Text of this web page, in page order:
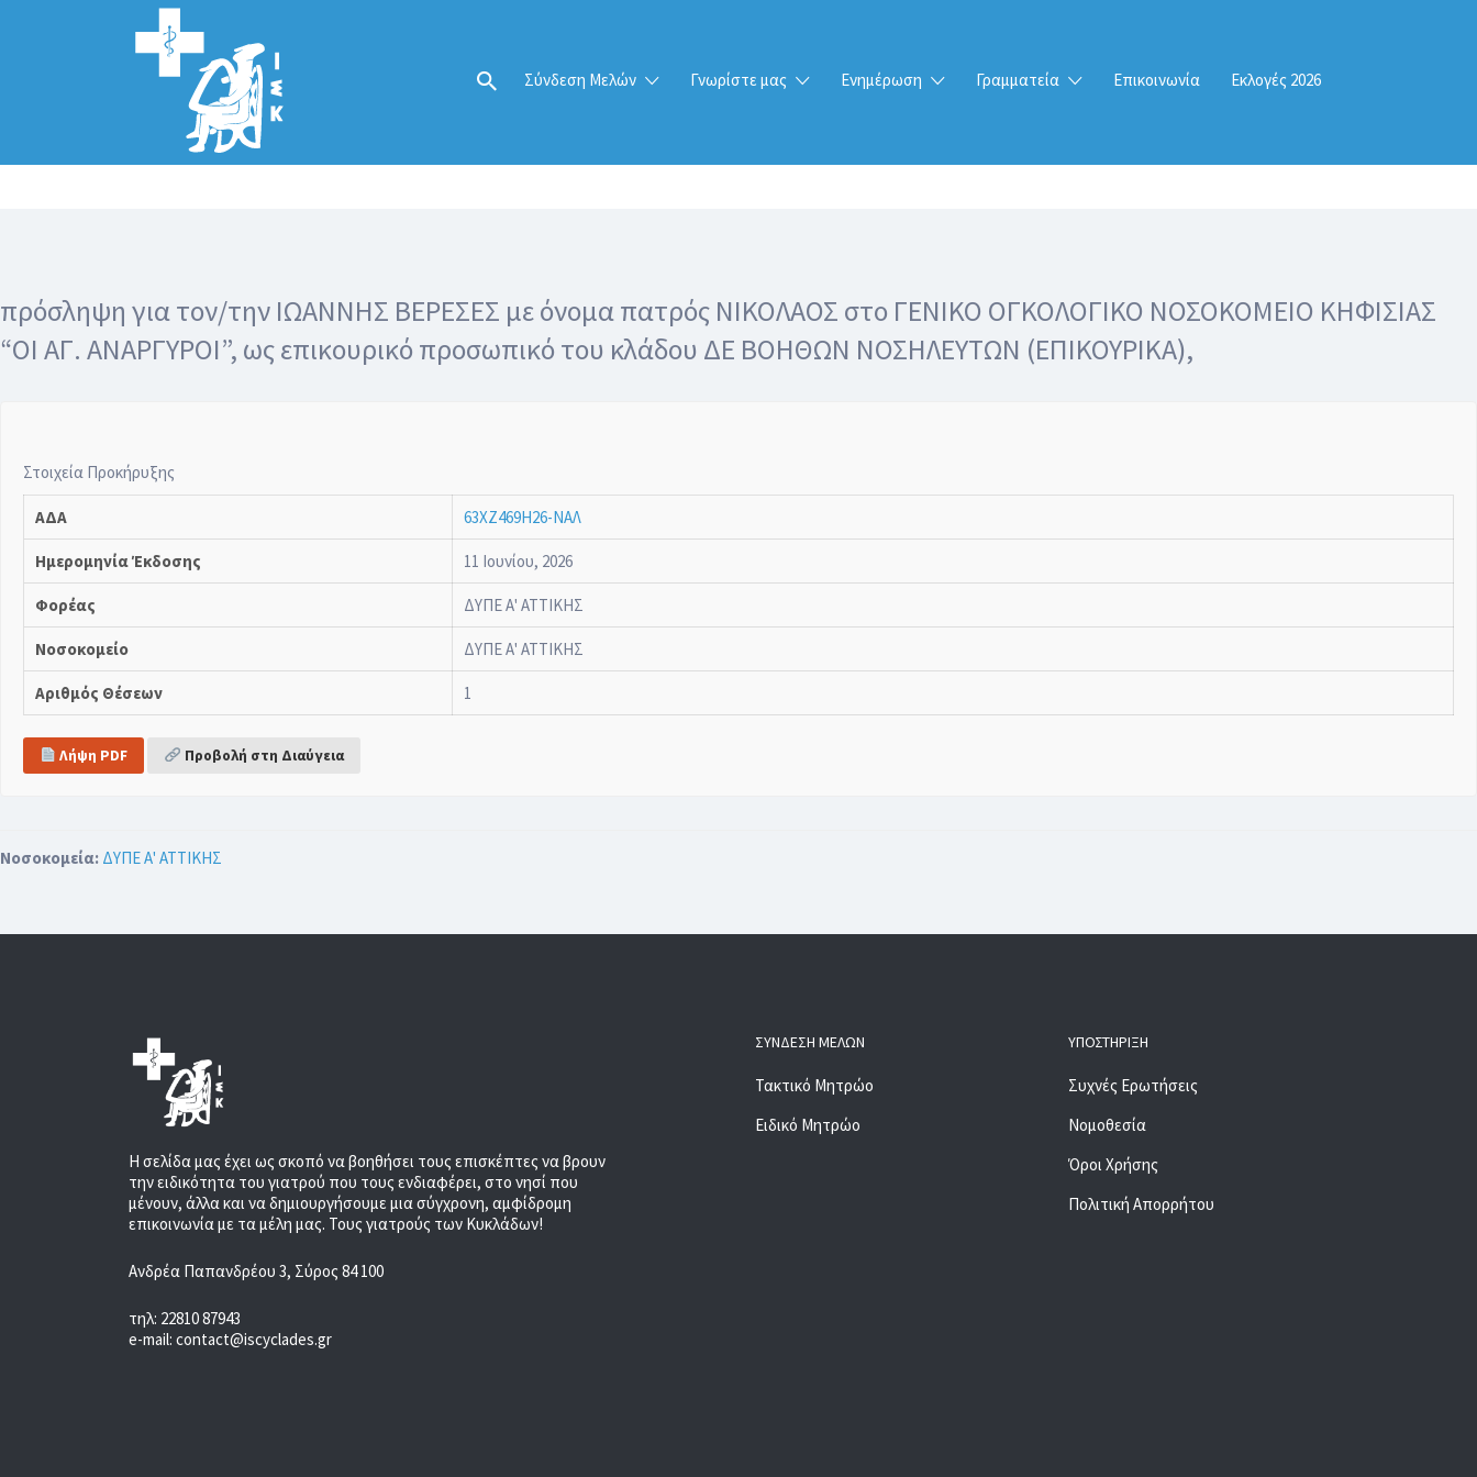
Σύνδεση Μελών Γνωρίστε μας Ενημέρωση Γραμματεία Επικοινωνία Εκλογές 2026
Αναζήτηση
για:
πρόσληψη για τον/την ΙΩΑΝΝΗΣ ΒΕΡΕΣΕΣ με όνομα πατρός ΝΙΚΟΛΑΟΣ στο ΓΕΝΙΚΟ ΟΓΚΟΛΟΓΙΚΟ ΝΟΣΟΚΟΜΕΙΟ ΚΗΦΙΣΙΑΣ
“ΟΙ ΑΓ. ΑΝΑΡΓΥΡΟΙ”, ως επικουρικό προσωπικό του κλάδου ΔΕ ΒΟΗΘΩΝ ΝΟΣΗΛΕΥΤΩΝ (ΕΠΙΚΟΥΡΙΚΑ),
Στοιχεία Προκήρυξης
ΑΔΑ 63ΧΖ469Η26-ΝΑΛ
Ημερομηνία Έκδοσης 11 Ιουνίου, 2026
Φορέας ΔΥΠΕ Α' ΑΤΤΙΚΗΣ
Νοσοκομείο ΔΥΠΕ Α' ΑΤΤΙΚΗΣ
Αριθμός Θέσεων 1
Λήψη PDF Προβολή στη Διαύγεια
Νοσοκομεία: ΔΥΠΕ Α' ΑΤΤΙΚΗΣ
Η σελίδα μας έχει ως σκοπό να βοηθήσει τους επισκέπτες να βρουν
την ειδικότητα του γιατρού που τους ενδιαφέρει, στο νησί που
μένουν, άλλα και να δημιουργήσουμε μια σύγχρονη, αμφίδρομη
επικοινωνία με τα μέλη μας. Τους γιατρούς των Κυκλάδων!
Ανδρέα Παπανδρέου 3, Σύρος 84 100
τηλ: 22810 87943
e-mail: contact@iscyclades.gr
ΣΎΝΔΕΣΗ ΜΕΛΏΝ
Τακτικό Μητρώο
Ειδικό Μητρώο
ΥΠΟΣΤΉΡΙΞΗ
Συχνές Ερωτήσεις
Νομοθεσία
Όροι Χρήσης
Πολιτική Απορρήτου